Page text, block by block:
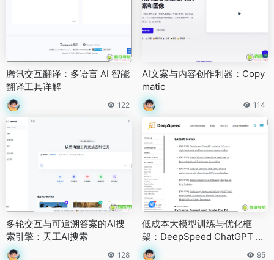
腾讯交互翻译：多语言 AI 智能
翻译工具详解
122
AI文案与内容创作利器：Copy
matic
114
多轮交互与可追溯答案的AI搜
索引擎：天工AI搜索
128
低成本大模型训练与优化框
架：DeepSpeed ChatGPT 类
模型实现指南
95